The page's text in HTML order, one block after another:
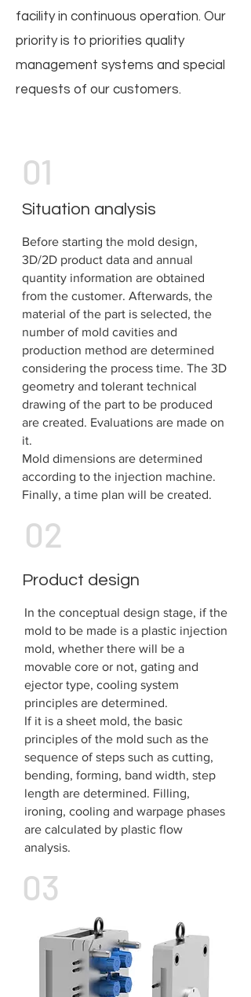
facility in continuous operation. Our
priority is to priorities quality
management systems and special
requests of our customers.
01
Situation analysis
Before starting the mold design,
3D/2D product data and annual
quantity information are obtained
from the customer. Afterwards, the
material of the part is selected, the
number of mold cavities and
production method are determined
considering the process time. The 3D
geometry and tolerant technical
drawing of the part to be produced
are created. Evaluations are made on
it.
Mold dimensions are determined
according to the injection machine.
Finally, a time plan will be created.
02
Product design
In the conceptual design stage, if the
mold to be made is a plastic injection
mold, whether there will be a
movable core or not, gating and
ejector type, cooling system
principles are determined.
If it is a sheet mold, the basic
principles of the mold such as the
sequence of steps such as cutting,
bending, forming, band width, step
length are determined. Filling,
ironing, cooling and warpage phases
are calculated by plastic flow
analysis.
03